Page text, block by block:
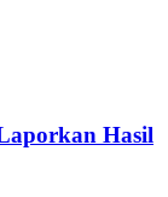
Hasil